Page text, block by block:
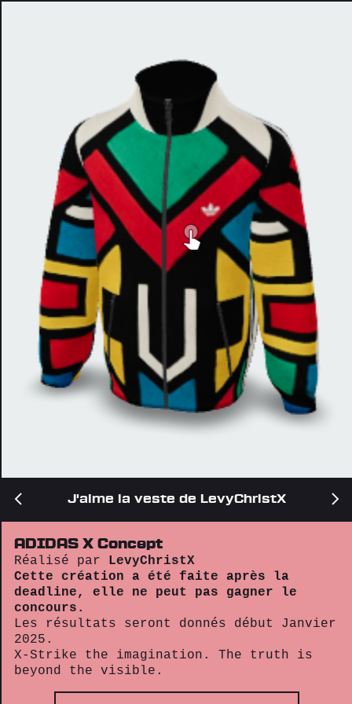
J'aime la veste de LevyChristX
ADIDAS X Concept
Réalisé par LevyChristX
Cette création a été faite après la
deadline, elle ne peut pas gagner le
concours.
Les résultats seront donnés début Janvier
2025.
X-Strike the imagination. The truth is
beyond the visible.